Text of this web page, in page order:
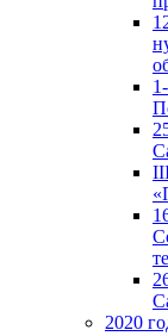
2020